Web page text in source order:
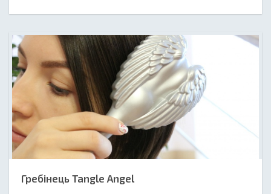
Гребінець Tangle Angel